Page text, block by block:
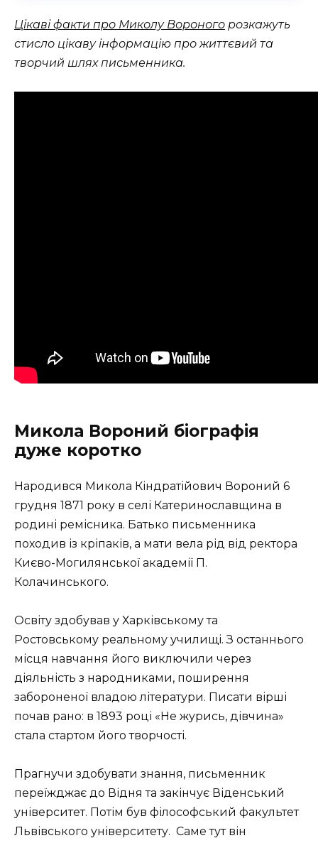
Цікаві факти про Миколу Вороного розкажуть
стисло цікаву інформацію про життєвий та
творчий шлях письменника.
Микола Вороний біографія
дуже коротко
Народився Микола Кіндратійович Вороний 6
грудня 1871 року в селі Катеринославщина в
родині ремісника. Батько письменника
походив із кріпаків, а мати вела рід від ректора
Києво-Могилянської академії П.
Колачинського.
Освіту здобував у Харківському та
Ростовському реальному училищі. З останнього
місця навчання його виключили через
діяльність з народниками, поширення
забороненої владою літератури. Писати вірші
почав рано: в 1893 році «Не журись, дівчина»
стала стартом його творчості.
Прагнучи здобувати знання, письменник
переїжджає до Відня та закінчує Віденський
університет. Потім був філософський факультет
Львівського університету. Саме тут він